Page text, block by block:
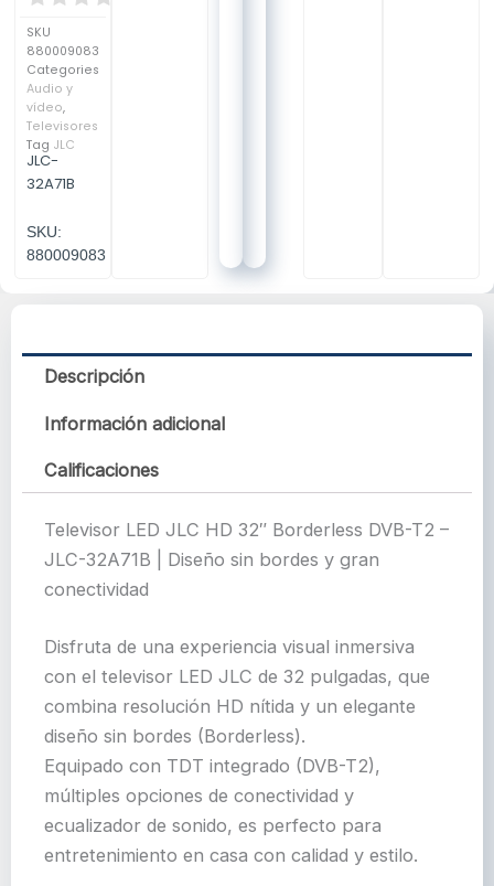
SKU
880009083
Categories
Audio y
vídeo,
Televisores
Tag JLC
JLC-
32A71B
SKU:
880009083
Descripción
Información adicional
Calificaciones
Televisor LED JLC HD 32″ Borderless DVB-T2 –
JLC-32A71B | Diseño sin bordes y gran
conectividad
Disfruta de una experiencia visual inmersiva
con el televisor LED JLC de 32 pulgadas, que
combina resolución HD nítida y un elegante
diseño sin bordes (Borderless).
Equipado con TDT integrado (DVB-T2),
múltiples opciones de conectividad y
ecualizador de sonido, es perfecto para
entretenimiento en casa con calidad y estilo.